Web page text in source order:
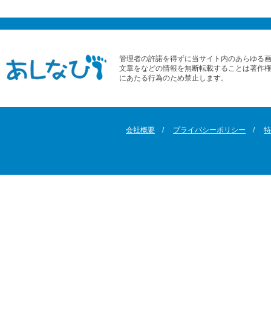
管理者の許諾を得ずに当サイト内のあらゆる
文章をなどの情報を無断転載することは著作
にあたる行為のため禁止します。
会社概要 プライバシーポリシー